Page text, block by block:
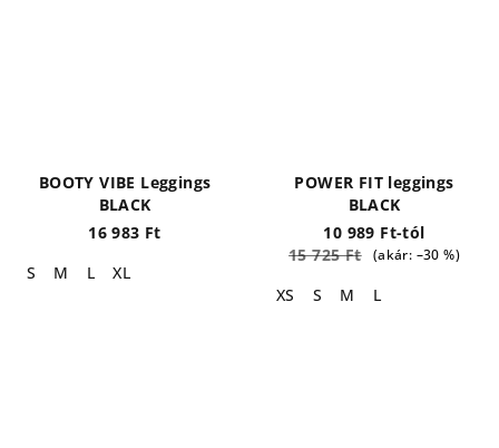
BOOTY VIBE Leggings
BLACK
16 983 Ft
S
M L XL
POWER FIT leggings
BLACK
10 989 Ft-tól
15 725 Ft
(akár: –30 %)
XS S M L